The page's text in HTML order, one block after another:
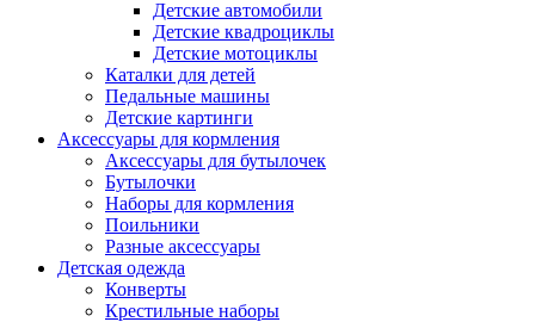
Детские автомобили
Детские квадроциклы
Детские мотоциклы
Каталки для детей
Педальные машины
Детские картинги
Аксессуары для кормления
Аксессуары для бутылочек
Бутылочки
Наборы для кормления
Поильники
Разные аксессуары
Детская одежда
Конверты
Крестильные наборы